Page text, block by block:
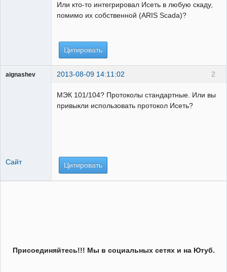
Или кто-то интегрировал Исеть в любую скаду,
помимо их собственной (ARIS Scada)?
Цитировать
2
aignashev 2013-08-09 14:11:02
МЭК 101/104? Протоколы стандартные. Или вы
привыкли использовать протокол Исеть?
Сайт Цитировать
Присоединяйтесь!!! Мы в социальных сетях и на Ютуб.